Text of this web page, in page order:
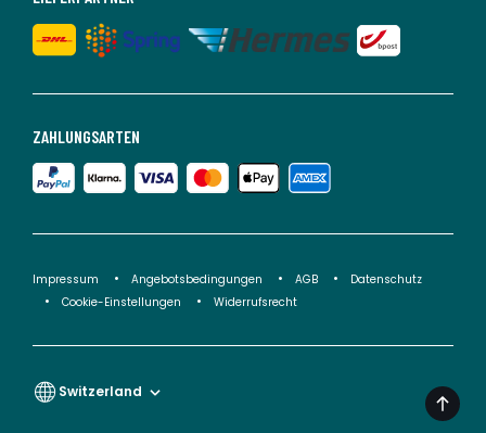
ZAHLUNGSARTEN
Impressum Angebotsbedingungen AGB
Datenschutz
Cookie-Einstellungen
Widerrufsrecht
Switzerland